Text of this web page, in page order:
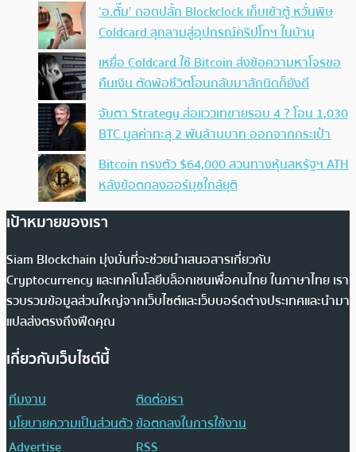
‘อ.ตั๊ม’ ถอดปลั้ก Blockclock เก็บเข้าตู้ หวั่นพิษ
Coldcard ลุกลามสู่อุปกรณ์คริปโทฯ ในบ้าน
เหยื่อ Coldcard ใช้ Bitcoin ส่งข้อความหาโจรขอ
คืนเงิน ตัดพ้อชีวิตโอนกลับมาสักนิดก็ยังดี
จับตา Strategy ส่อแววเทขายรอบ 4 ? โอน 1,030
BTC มูลค่าทะลุ 2 พันล้านบาท ออกจากกระเป๋า
Bitcoin ทรงตัว $64,000 สวนทางหุ้นสหรัฐฯ ATH
หลังข้อตกลงฮอร์มุซใกล้ยุติ
เป้าหมายของเรา
Siam Blockchain มุ่งมั่นที่จะช่วยนำเสนอสารเกี่ยวกับ
Cryptocurrency และเทคโนโลยีบล็อกเชนเพื่อคนไทย ในภาษาไทย เรา
รวบรวมข้อมูลส่วนใหญ่จากเว็บไซต์และเว็บบอร์ดต่างประเทศและนำมา
แปลส่งตรงถึงฟีดคุณ
เกี่ยวกับเว็บไซต์นี้
ทีมงาน
ติดต่อเรา
นโยบายความเป็นส่วนตัวข้อตกลงในการใช้งาน
Advertise
RSS